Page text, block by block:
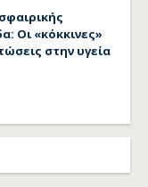
Οι «κόκκινες»
στην υγεία